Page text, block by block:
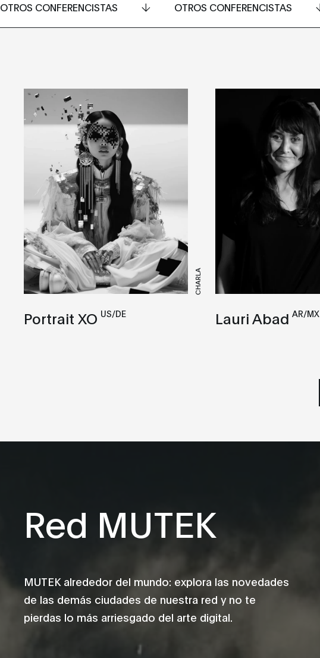
OTROS CONFERENCISTAS OTROS CONFERENCISTAS
CHARLA
Portrait XO US/DE Lauri Abad AR/MX
Red MUTEK
MUTEK alrededor del mundo: explora las novedades
de las demás ciudades de nuestra red y no te
pierdas lo más arriesgado del arte digital.